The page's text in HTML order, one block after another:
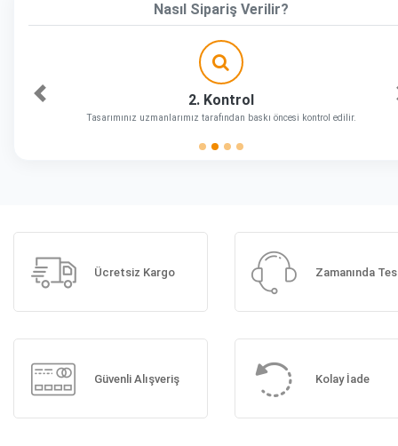
Nasıl Sipariş Verilir?
2. Kontrol
Tasarımınız uzmanlarımız tarafından baskı öncesi kontrol edilir.
Önceki
Ücretsiz Kargo Zamanında
Güvenli Alışveriş Kolay İade